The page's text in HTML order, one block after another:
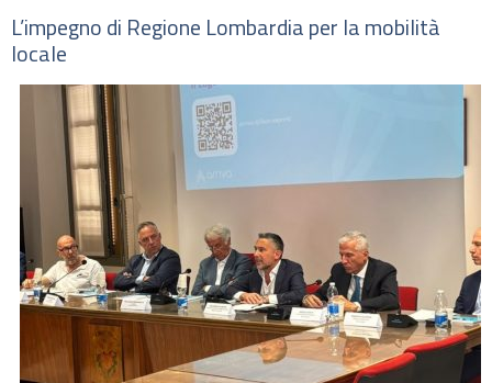
L’impegno di Regione Lombardia per la mobilità
locale